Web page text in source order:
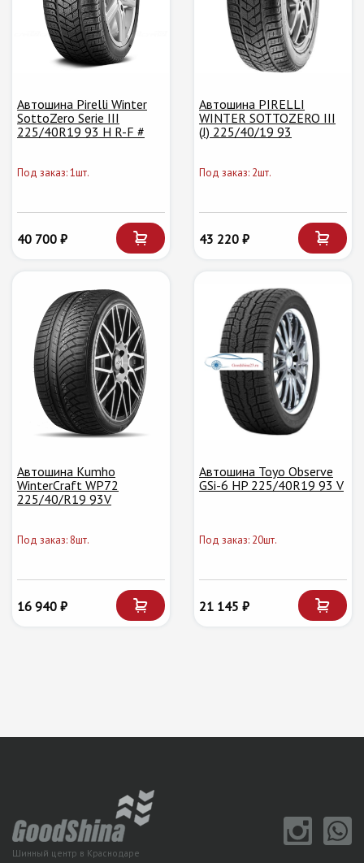
Автошина Pirelli Winter
SottoZero Serie III
225/40R19 93 H R-F #
Под заказ: 1шт.
40 700 ₽
Автошина PIRELLI
WINTER SOTTOZERO III
(J) 225/40/19 93
Под заказ: 2шт.
43 220 ₽
Автошина Kumho
WinterCraft WP72
225/40/R19 93V
Под заказ: 8шт.
16 940 ₽
Автошина Toyo Observe
GSi-6 HP 225/40R19 93 V
Под заказ: 20шт.
21 145 ₽
Шинный центр в Краснодаре